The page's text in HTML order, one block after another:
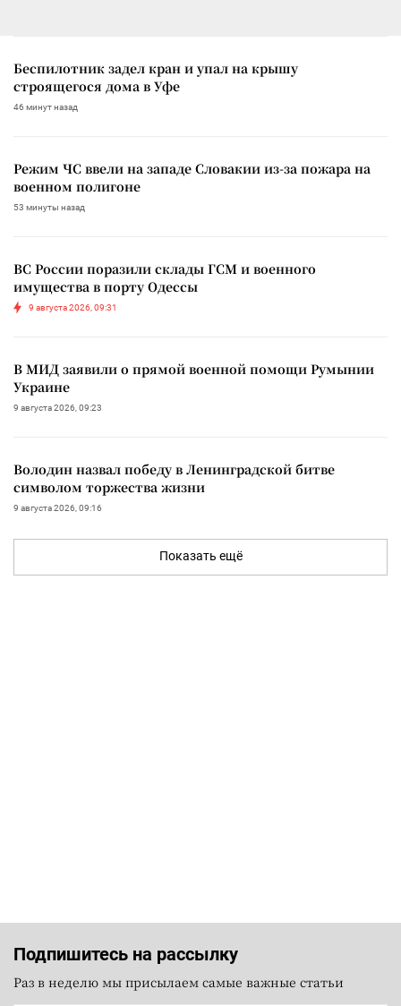
Беспилотник задел кран и упал на крышу
строящегося дома в Уфе
46 минут назад
Режим ЧС ввели на западе Словакии из-за пожара на
военном полигоне
53 минуты назад
ВС России поразили склады ГСМ и военного
имущества в порту Одессы
9 августа 2026, 09:31
В МИД заявили о прямой военной помощи Румынии
Украине
9 августа 2026, 09:23
Володин назвал победу в Ленинградской битве
символом торжества жизни
9 августа 2026, 09:16
Показать ещё
Подпишитесь на рассылку
Раз в неделю мы присылаем самые важные статьи